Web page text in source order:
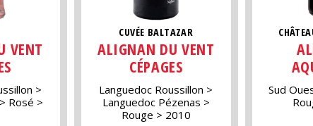
VENT
Rosé
CUVÉE BALTAZAR
ALIGNAN DU VENT
CÉPAGES
Languedoc Roussillon
Languedoc Pézenas
Rouge
2010
Sud